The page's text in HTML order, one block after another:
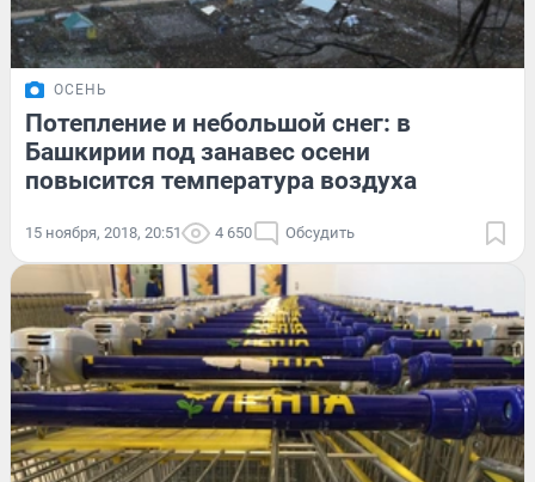
ОСЕНЬ
Потепление и небольшой снег: в
Башкирии под занавес осени
повысится температура воздуха
15 ноября, 2018, 20:51 4 650 Обсудить